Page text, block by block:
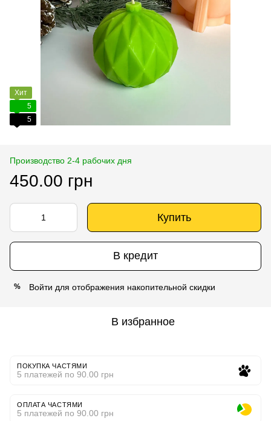
Хит
5
5
Производство 2-4 рабочих дня
450.00 грн
Купить
В кредит
% Войти для отображения накопительной скидки
В избранное
ПОКУПКА ЧАСТЯМИ
5 платежей по 90.00 грн
ОПЛАТА ЧАСТЯМИ
5 платежей по 90.00 грн